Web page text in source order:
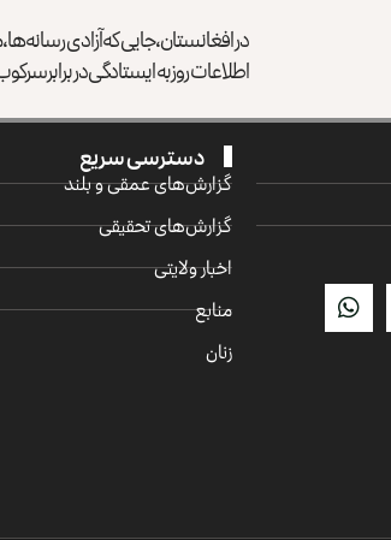
در افغانستان، جایی که آزادی
اطلاعات روز به ایستادگی در برابر
دسترسی سریع
گزارش‌‌های عمقی و بلند
گزارش‌های تحقیقی
اخبار ولایتی
منابع
زنان